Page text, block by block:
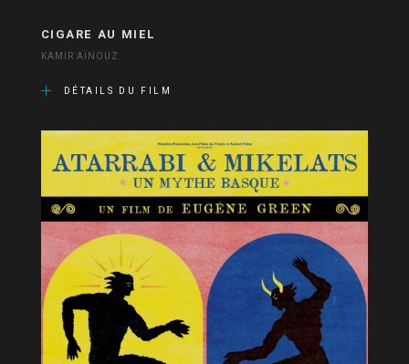
CIGARE AU MIEL
KAMIR AÏNOUZ
DÉTAILS DU FILM